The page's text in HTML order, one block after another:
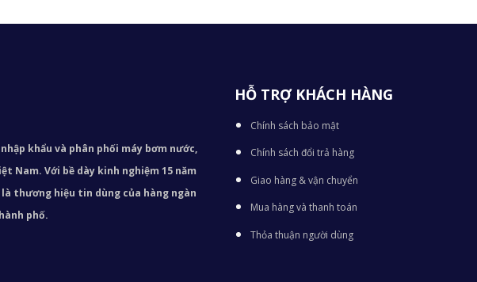
khẩu và phân phối máy bơm nước,
Nam. Với bề dày kinh nghiệm 15 năm
thương hiệu tin dùng của hàng ngàn
phố.
HỖ TRỢ KHÁCH HÀNG
Chính sách bảo mật
Chính sách đổi trả hàng
Giao hàng & vận chuyển
Mua hàng và thanh toán
Thỏa thuận người dùng